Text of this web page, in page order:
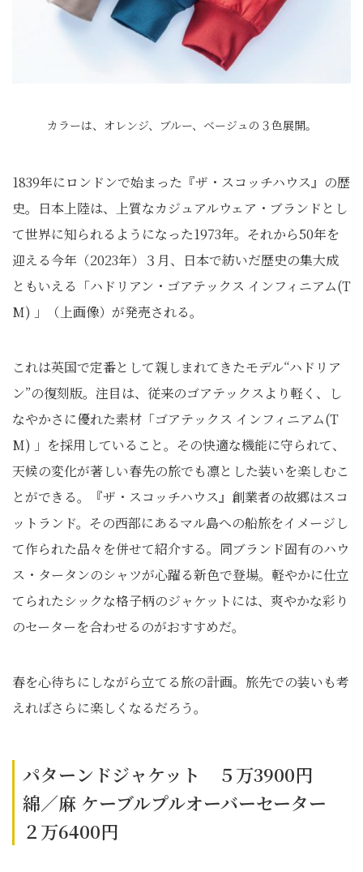
カラーは、オレンジ、ブルー、ベージュの３色展開。
1839年にロンドンで始まった『ザ・スコッチハウス』の歴
史。日本上陸は、上質なカジュアルウェア・ブランドとし
て世界に知られるようになった1973年。それから50年を
迎える今年（2023年）３月、日本で紡いだ歴史の集大成
ともいえる「ハドリアン・ゴアテックス インフィニアム(T
M) 」（上画像）が発売される。
これは英国で定番として親しまれてきたモデル“ハドリア
ン”の復刻版。注目は、従来のゴアテックスより軽く、し
なやかさに優れた素材「ゴアテックス インフィニアム(T
M) 」を採用していること。その快適な機能に守られて、
天候の変化が著しい春先の旅でも凛とした装いを楽しむこ
とができる。『ザ・スコッチハウス』創業者の故郷はスコ
ットランド。その西部にあるマル島への船旅をイメージし
て作られた品々を併せて紹介する。同ブランド固有のハウ
ス・タータンのシャツが心躍る新色で登場。軽やかに仕立
てられたシックな格子柄のジャケットには、爽やかな彩り
のセーターを合わせるのがおすすめだ。
春を心待ちにしながら立てる旅の計画。旅先での装いも考
えればさらに楽しくなるだろう。
パターンドジャケット ５万3900円
綿／麻 ケーブルプルオーバーセーター
２万6400円